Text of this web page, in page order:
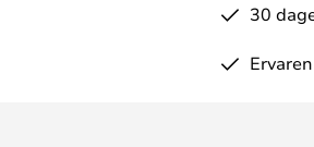
30